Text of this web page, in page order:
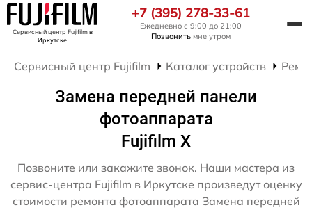
Сервисный центр Fujifilmв
Иркутске
+7 (395) 278-33-61
Ежедневно с 9:00 до 21:00
Позвонить мне утром
Сервисный центр Fujifilm Каталог устройств
Замена передней панели
фотоаппарата
Fujifilm X
Позвоните или закажите звонок. Наши мастера из
сервис-центра Fujifilm в Иркутске произведут оценку
стоимости ремонта фотоаппарата Замена передней